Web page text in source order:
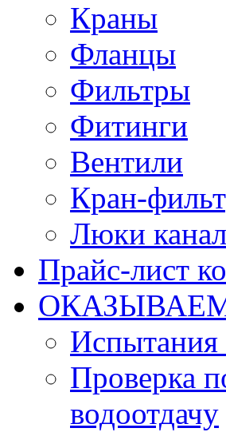
Краны
Фланцы
Фильтры
Фитинги
Вентили
Кран-
Люки
Прайс-лист
Проверка
водоотдачу